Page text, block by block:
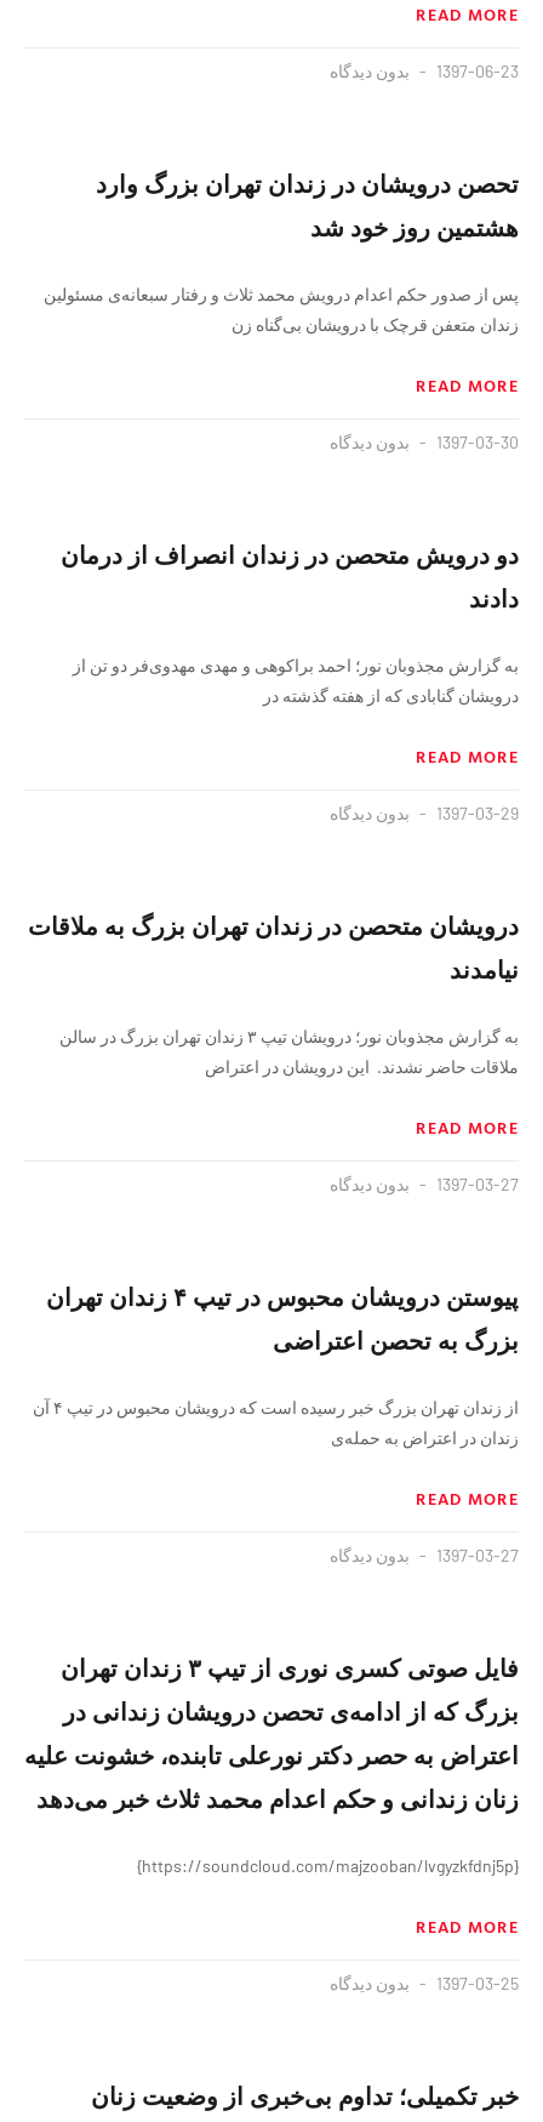
READ MORE
1397-06-23 بدون دیدگاه
تحصن درویشان در زندان تهران بزرگ وارد
هشتمین روز خود شد
پس از صدور حکم اعدام درویش محمد ثلاث و رفتار سبعانه‌ی مسئولین
زندان متعفن قرچک با درویشان بی‌گناه زن
READ MORE
1397-03-30 بدون دیدگاه
دو درویش متحصن در زندان انصراف از درمان
دادند
به گزارش مجذوبان نور؛ احمد براکوهی و مهدی مهدوی‌فر دو تن از
درویشان گنابادی که از هفته گذشته در
READ MORE
1397-03-29 بدون دیدگاه
درویشان متحصن در زندان تهران بزرگ به ملاقات
نیامدند
به گزارش مجذوبان نور؛ درویشان تیپ ۳ زندان تهران بزرگ در سالن
ملاقات حاضر نشدند. این درویشان در اعتراض
READ MORE
1397-03-27 بدون دیدگاه
پیوستن درویشان محبوس در تیپ ۴ زندان تهران
بزرگ به تحصن اعتراضی
از زندان تهران بزرگ خبر رسیده است که درویشان محبوس در تیپ ۴ آن
زندان در اعتراض به حمله‌ی
READ MORE
1397-03-27 بدون دیدگاه
فایل صوتی کسری نوری از تیپ ۳ زندان تهران
بزرگ که از ادامه‌ی تحصن درویشان زندانی در
اعتراض به حصر دکتر نورعلی تابنده، خشونت علیه
زنان زندانی و حکم اعدام محمد ثلاث خبر می‌دهد
{https://soundcloud.com/majzooban/lvgyzkfdnj5p}
READ MORE
1397-03-25 بدون دیدگاه
خبر تکمیلی؛ تداوم بی‌خبری از وضعیت زنان